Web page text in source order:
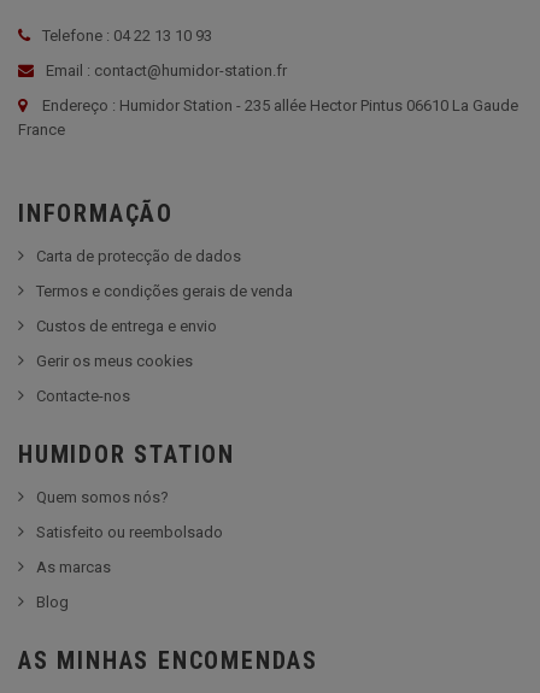
Telefone : 04 22 13 10 93
Email : contact@humidor-station.fr
Endereço : Humidor Station - 235 allée Hector Pintus 06610 La Gaude
France
INFORMAÇÃO
Carta de protecção de dados
Termos e condições gerais de venda
Custos de entrega e envio
Gerir os meus cookies
Contacte-nos
HUMIDOR STATION
Quem somos nós?
Satisfeito ou reembolsado
As marcas
Blog
AS MINHAS ENCOMENDAS